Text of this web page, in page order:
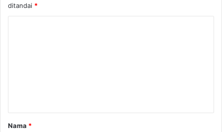
ditandai *
a
r
Nama *